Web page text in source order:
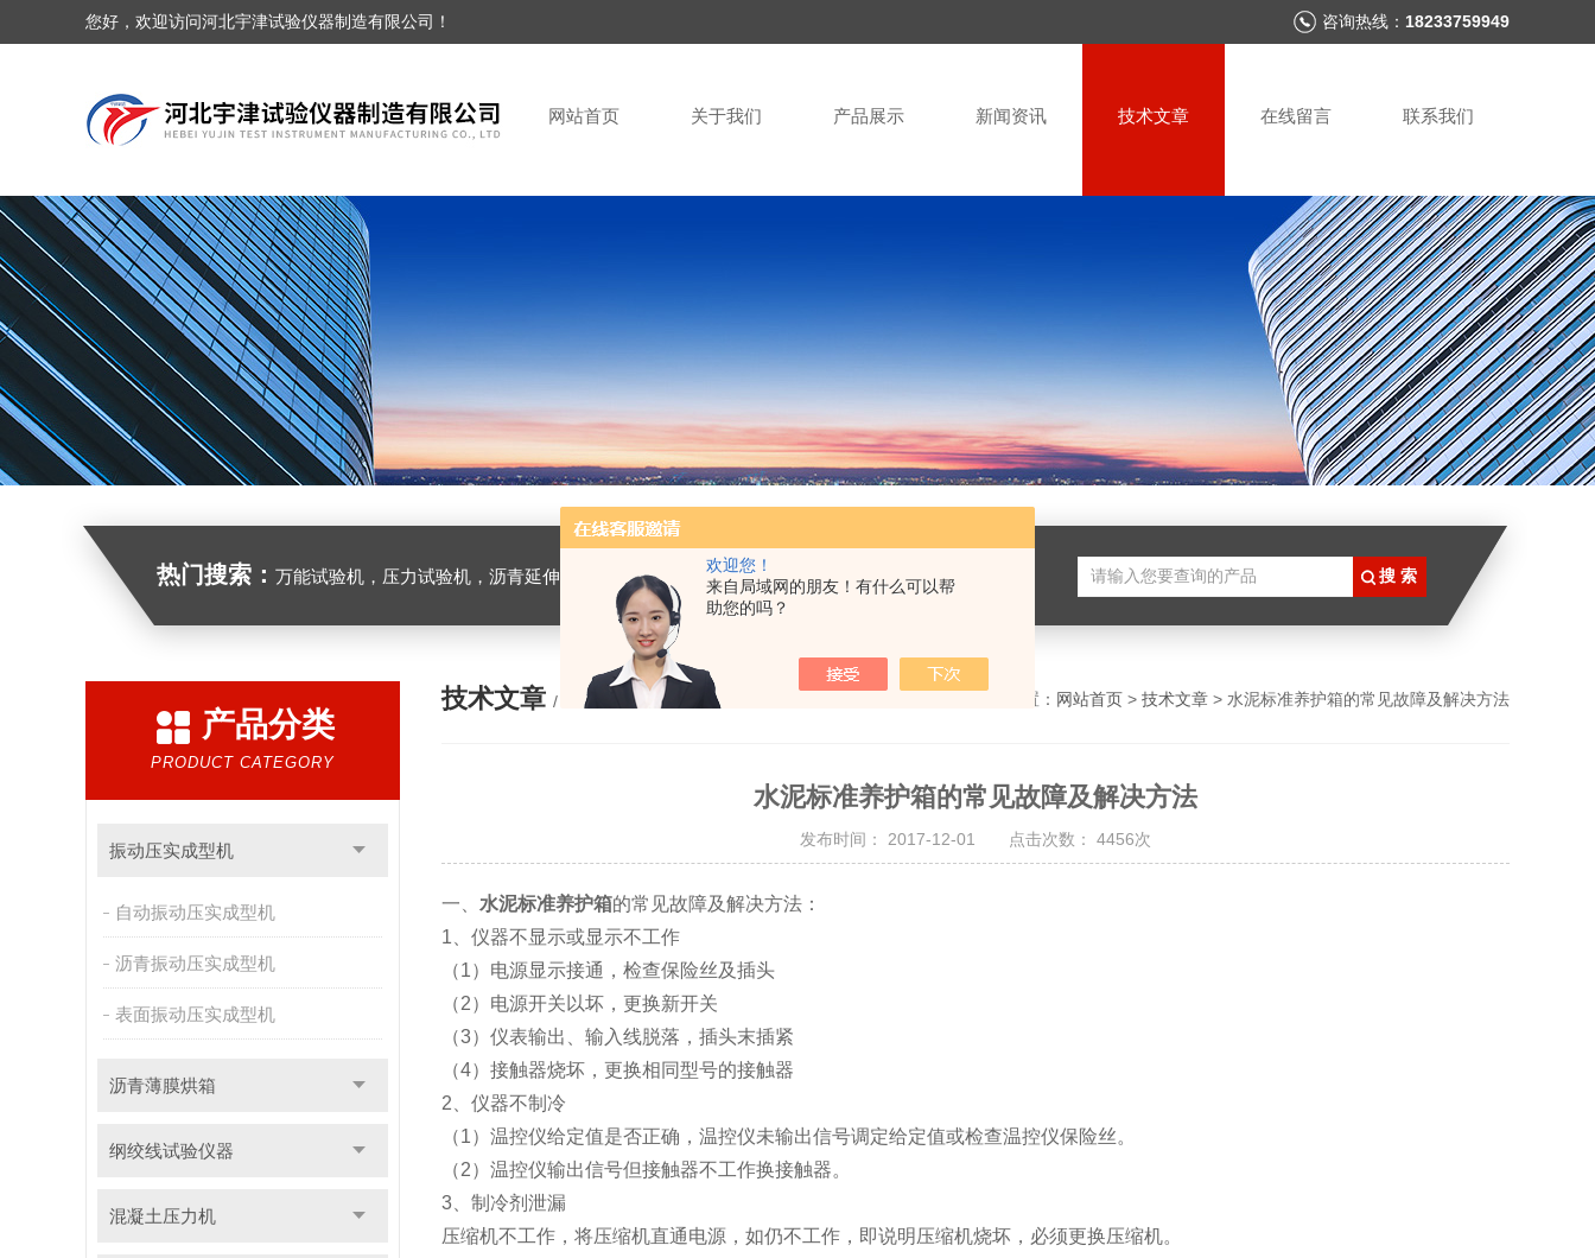
欢迎您！
来自局域网的朋友！有什么可以帮
助您的吗？
您好，欢迎访问河北宇津试验仪器制造有限公司！ 咨询热线： 18233759949
网站首页 关于我们 产品展示 新闻资讯 技术文章 在线留言 联系我们
热门搜索： 万能试验机，压力试验机，沥青延伸度测定仪，沥青混合料拌合机，全自动沥青混合料离心式抽提仪，马歇尔电动击实仪，车辙试验成型机，连续式路面八轮平整度仪，商品混凝土搅拌站试验仪器，试模
产品分类
PRODUCT CATEGORY
振动压实成型机
自动振动压实成型机
沥青振动压实成型机
表面振动压实成型机
沥青薄膜烘箱
纲绞线试验仪器
混凝土压力机
技术文章 / ARTICLE 您的位置： 网站首页 > 技术文章 > 水泥标准养护箱的常见故障及解决方法
水泥标准养护箱的常见故障及解决方法
发布时间： 2017-12-01 点击次数： 4456次
一、 水泥标准养护箱的常见故障及解决方法：
1、仪器不显示或显示不工作
（1）电源显示接通，检查保险丝及插头
（2）电源开关以坏，更换新开关
（3）仪表输出、输入线脱落，插头末插紧
（4）接触器烧坏，更换相同型号的接触器
2、仪器不制冷
（1）温控仪给定值是否正确，温控仪未输出信号调定给定值或检查温控仪保险丝。
（2）温控仪输出信号但接触器不工作换接触器。
3、制冷剂泄漏
压缩机不工作，将压缩机直通电源，如仍不工作，即说明压缩机烧坏，必须更换压缩机。